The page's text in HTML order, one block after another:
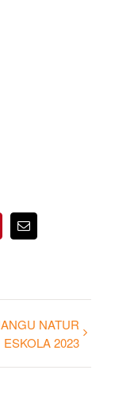
Email
NATUR
ESKOLA 2023